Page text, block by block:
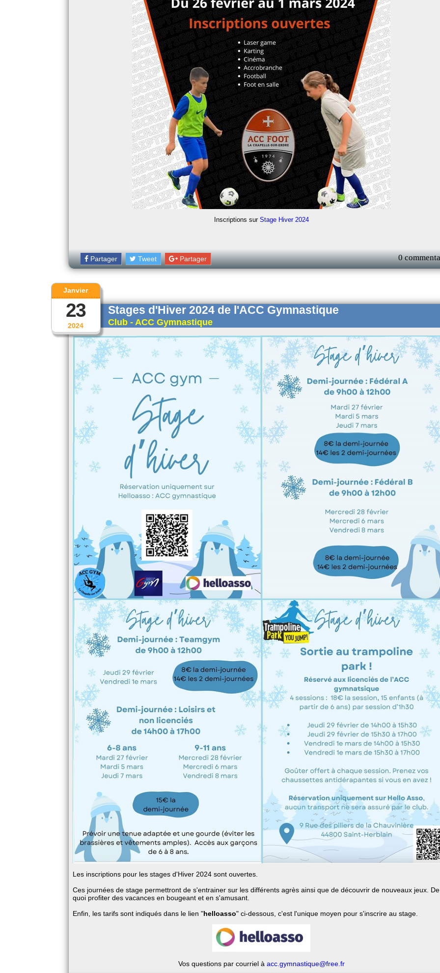
Inscriptions sur Stage Hiver 2024
Partager Tweet Partager 0
2024
Janvier
23 Stages d'Hiver 2024 de l'ACC Gymnastique
Club - ACC Gymnastique
Les inscriptions pour les stages d'Hiver 2024 sont ouvertes.
Ces journées de stage permettront de s'entrainer sur les différents agrès ainsi que de découvrir de nouveaux jeux. De
quoi profiter des vacances en bougeant et en s'amusant.
Enfin, les tarifs sont indiqués dans le lien "helloasso" ci-dessous, c'est l'unique moyen pour s'inscrire au stage.
Vos questions par courriel à acc.gymnastique@free.fr